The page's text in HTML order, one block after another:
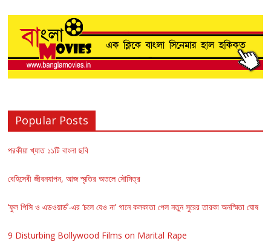
Popular Posts
পরকীয়া খ্যাত ১১টি বাংলা ছবি
বেহিসেবী জীবনযাপন, আজ স্মৃতির অতলে সৌমিত্র
‘ফুল পিসি ও এডওয়ার্ড’-এর ‘চলে যেও না’ গানে কলকাতা পেল নতুন সুরের তারকা অনস্মিতা ঘোষ
9 Disturbing Bollywood Films on Marital Rape